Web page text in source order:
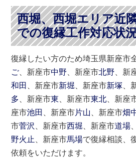
西堀、西堀エリア近
での復縁工作対応状
復縁したい方のため埼玉県新座市
ご 、新座市中野 、新座市北野 、新
和田
、新座市新堀 、新座市新塚 、
多 、新座市東 、新座市東北 、新座
座市池田 、新座市片山 、新座市畑
市菅沢 、新座市西堀 、新座市道場
野火止
、新座市馬場で復縁相談、
依頼をいただけます。